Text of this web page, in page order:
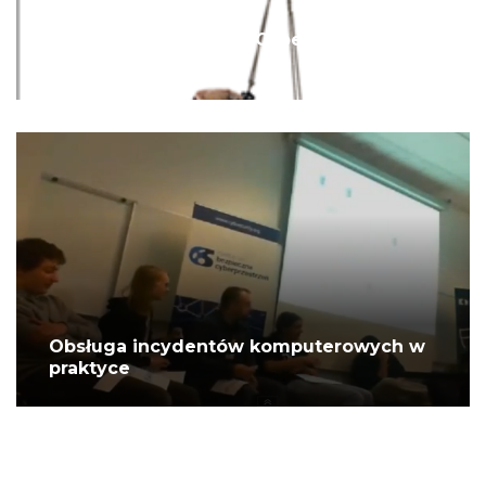
Fundacja Bezpieczna Cyberprzestrzeń
Obsługa incydentów komputerowych w
praktyce